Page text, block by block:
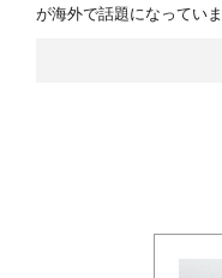
が海外で話題になってい